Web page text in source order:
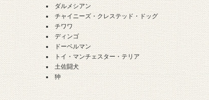
ダルメシアン
チャイニーズ・クレステッド・ドッグ
チワワ
ディンゴ
ドーベルマン
トイ・マンチェスター・テリア
土佐闘犬
狆